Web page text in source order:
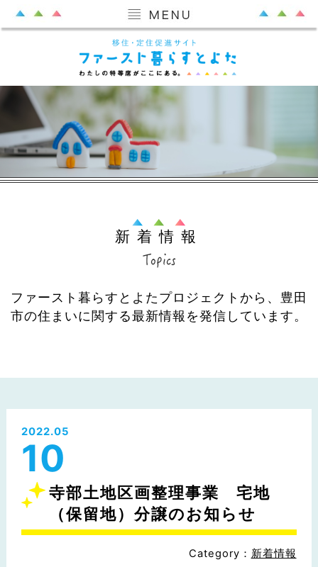
新着情報
ファースト暮らすとよたプロジェクトから、豊田
市の住まいに関する最新情報を発信しています。
2022.05
10
寺部土地区画整理事業 宅地
（保留地）分譲のお知らせ
新着情報
Category：